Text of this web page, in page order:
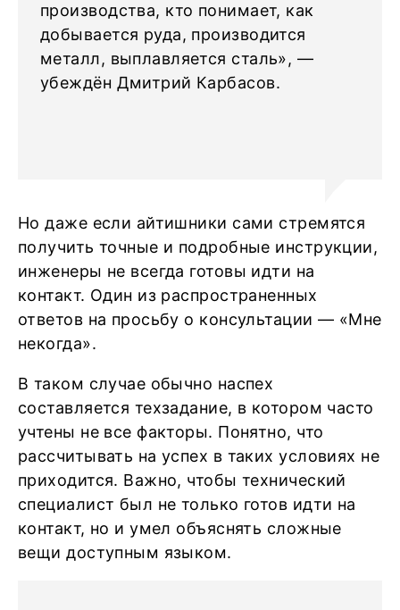
производства, кто понимает, как
добывается руда, производится
металл, выплавляется сталь», —
убеждён Дмитрий Карбасов.
Но даже если айтишники сами стремятся
получить точные и подробные инструкции,
инженеры не всегда готовы идти на
контакт. Один из распространенных
ответов на просьбу о консультации — «Мне
некогда».
В таком случае обычно наспех
составляется техзадание, в котором часто
учтены не все факторы. Понятно, что
рассчитывать на успех в таких условиях не
приходится. Важно, чтобы технический
специалист был не только готов идти на
контакт, но и умел объяснять сложные
вещи доступным языком.